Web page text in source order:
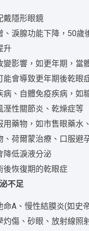
戴隱形眼鏡
、淚腺功能下降，50歲
升
變影響，如更年期，當
能會導致更年期後乾眼
病、自體免疫疾病，如
溼性關節炎、乾燥症等
用藥物，如市售眼藥水
、荷爾蒙治療、口服避
降低淚液分泌
後恢復期的乾眼症
不足
命A、慢性結膜炎(如史
灼傷、砂眼、放射線照